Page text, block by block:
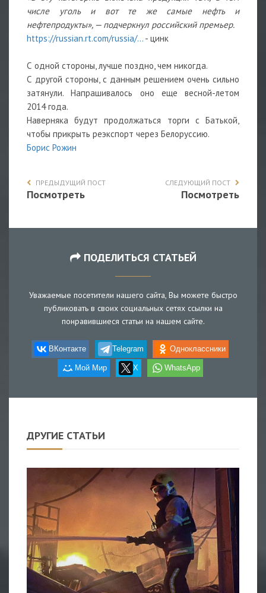
числе уголь и вот те же самые нефть и
нефтепродукты», — подчеркнул российский премьер.
https://russian.rt.com/russia/... - цинк
С одной стороны, лучше поздно, чем никогда.
С другой стороны, с данным решением очень сильно
затянули. Напрашивалось оно еще весной-летом
2014 года.
Наверняка будут продолжаться торги с Батькой,
чтобы прикрыть реэкспорт через Белоруссию.
Борис Рожин
ПРЕДЫДУЩИЙ ПОСТ
Посмотреть
СЛЕДУЮЩИЙ ПОСТ
Посмотреть
ПОДЕЛИТЬСЯ СТАТЬЕЙ
Уважаемые посетители нашего сайта, Вы можете быстро
публиковать в своих социальных сетях ссылки на
понравившиеся статьи на нашем сайте.
ВКонтакте Telegram Одноклассники
Мой Мир X WhatsApp
ДРУГИЕ СТАТЬИ